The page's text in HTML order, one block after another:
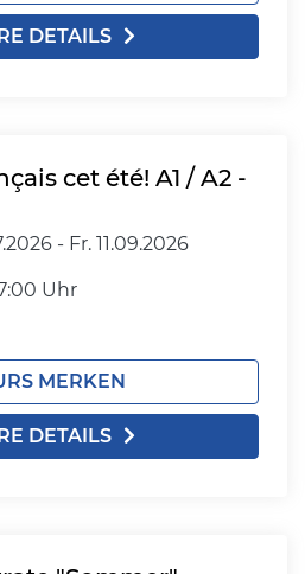
DETAILS
cet été! A1 / A2 -
- Fr. 11.09.2026
Uhr
MERKEN
DETAILS